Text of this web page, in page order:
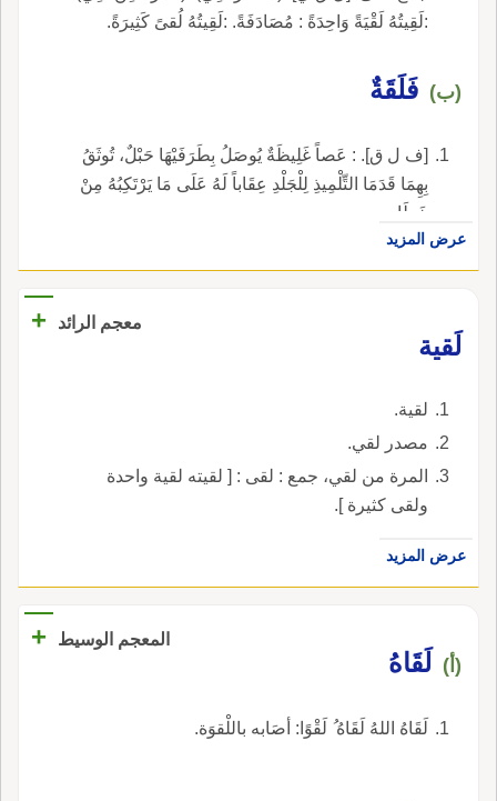
:لَقِيتُهُ لَقْيَةً وَاحِدَةً : مُصَادَفَةً. :لَقِيتُهُ لُقىً كَثِيرَةً.
(ب) فَلَقَةٌ
[ف ل ق]. : عَصاً غَلِيظَةٌ يُوصَلُ بِطَرَفَيْهَا حَبْلٌ، تُوثَقُ
بِهِمَا قَدَمَا التِّلْمِيذِ لِلْجَلْدِ عِقَاباً لَهُ عَلَى مَا يَرْتَكِبُهُ مِنْ
خَطَإٍ.
عرض المزيد
معجم الرائد
+
لَقية
لقية.
مصدر لقي.
المرة من لقي، جمع : لقى : [ لقيته لقية واحدة
ولقى كثيرة ].
عرض المزيد
المعجم الوسيط +
(أ) لَقَاهُ
لَقَاهُ اللهُ لَقَاهُ ُ لَقْوًا: أصَابه باللْقوَة.